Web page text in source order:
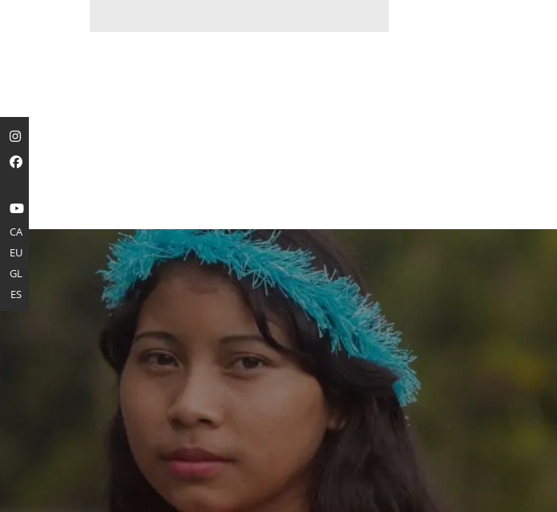
CA
EU
GL
ES